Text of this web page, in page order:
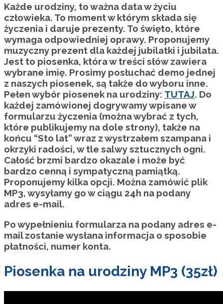
się
Każde urodziny, to ważna data w życiu
człowieka. To moment w którym składa się
życzenia i daruje prezenty. To święto, które
wymaga odpowiedniej oprawy. Proponujemy
muzyczny prezent dla każdej jubilatki i jubilata.
Jest to piosenka, która w treści słów zawiera
wybrane imię. Prosimy posłuchać demo jednej
z naszych piosenek, są także do wyboru inne.
Pełen wybór piosenek na urodziny: TUTAJ. Do
każdej zamówionej dogrywamy wpisane w
formularzu życzenia (można wybrać z tych,
które publikujemy na dole strony), także na
końcu “Sto lat” wraz z wystrzałem szampana i
okrzyki radości, w tle salwy sztucznych ogni.
Całość brzmi bardzo okazale i może być
bardzo cenną i sympatyczną pamiątką.
Proponujemy kilka opcji. Można zamówić plik
MP3, wysyłamy go w ciągu 24h na podany
adres e-mail.
Po wypełnieniu formularza na podany adres e-
mail zostanie wysłana informacja o sposobie
płatności, numer konta.
Piosenka na urodziny MP3 (35zł)